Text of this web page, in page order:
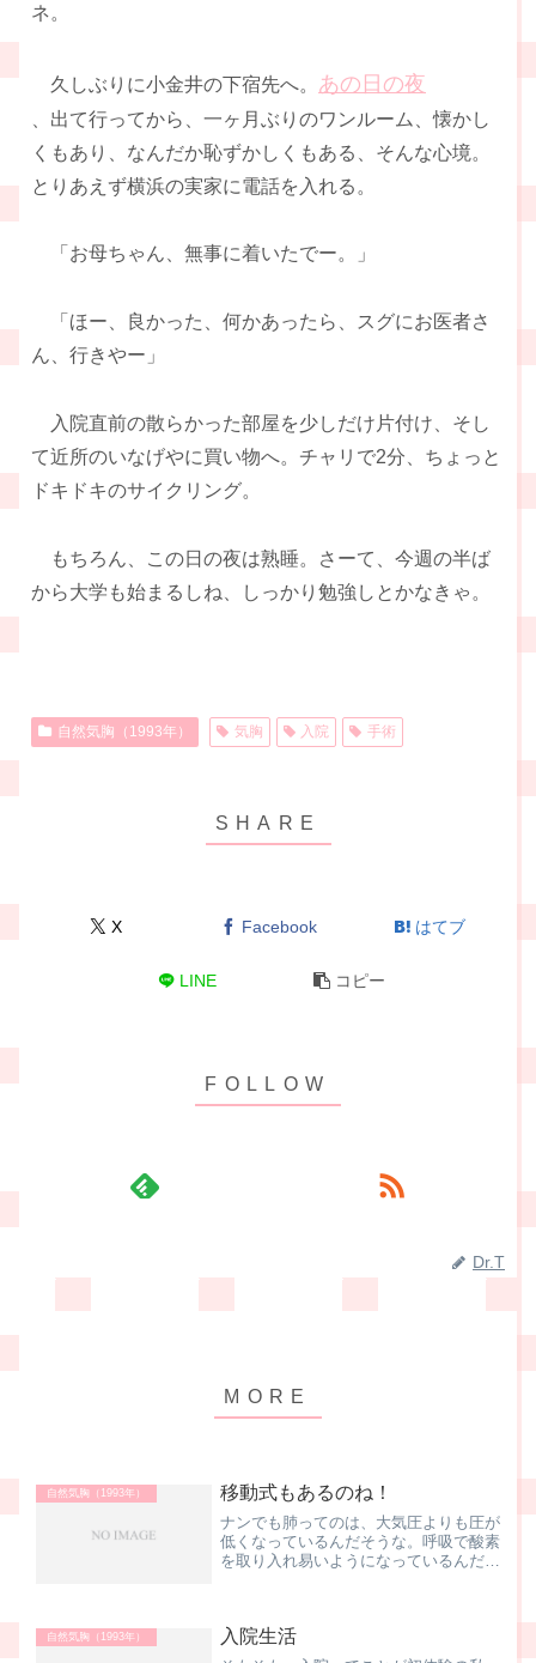
ネ。
久しぶりに小金井の下宿先へ。 あの日の夜
、出て行ってから、一ヶ月ぶりのワンルーム、懐かし
くもあり、なんだか恥ずかしくもある、そんな心境。
とりあえず横浜の実家に電話を入れる。
「お母ちゃん、無事に着いたでー。」
「ほー、良かった、何かあったら、スグにお医者さ
ん、行きやー」
入院直前の散らかった部屋を少しだけ片付け、そし
て近所のいなげやに買い物へ。チャリで2分、ちょっと
ドキドキのサイクリング。
もちろん、この日の夜は熟睡。さーて、今週の半ば
から大学も始まるしね、しっかり勉強しとかなきゃ。
自然気胸（1993年） 気胸 入院 手術
X Facebook はてブ
LINE コピー
Dr.T
自然気胸（1993年） 移動式もあるのね！
ナンでも肺ってのは、大気圧よりも圧が
低くなっているんだそうな。呼吸で酸素
を取り入れ易いようになっているんだっ
カー入れて、ようやく膨ら...
自然気胸（1993年） 入院生活